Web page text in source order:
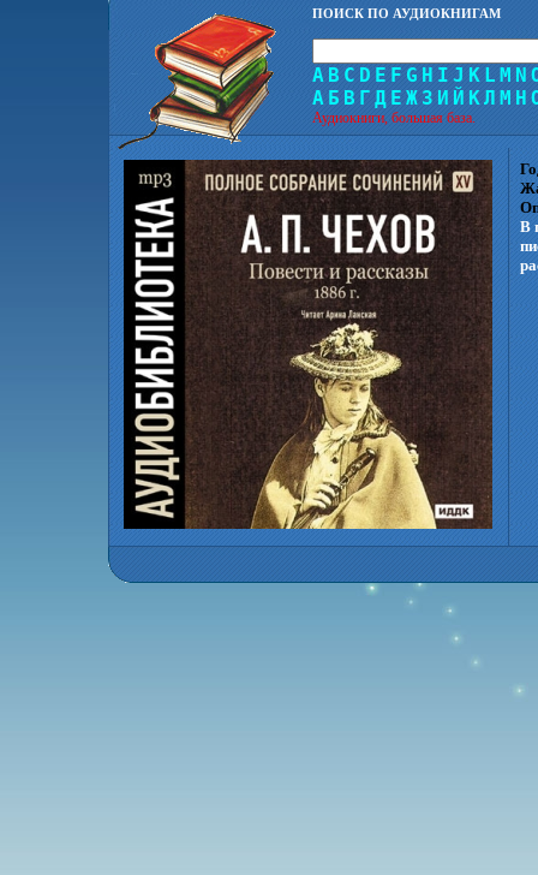
ПОИСК ПО АУДИОКНИГАМ
A B C D E F G H I J K L M N
А Б В Г Д Е Ж З И Й КЛ М Н
Аудиокниги, большая база.
В